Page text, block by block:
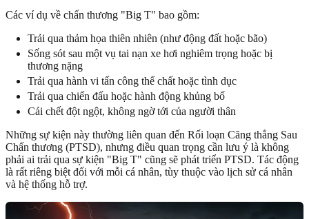
Các ví dụ về chấn thương "Big T" bao gồm:
Trải qua thảm họa thiên nhiên (như động đất hoặc bão)
Sống sót sau một vụ tai nạn xe hơi nghiêm trọng hoặc bị
thương nặng
Trải qua hành vi tấn công thể chất hoặc tình dục
Trải qua chiến đấu hoặc hành động khủng bố
Cái chết đột ngột, không ngờ tới của người thân
Những sự kiện này thường liên quan đến Rối loạn Căng thẳng Sau
Chấn thương (PTSD), nhưng điều quan trọng cần lưu ý là không
phải ai trải qua sự kiện "Big T" cũng sẽ phát triển PTSD. Tác động
là rất riêng biệt đối với mỗi cá nhân, tùy thuộc vào lịch sử cá nhân
và hệ thống hỗ trợ.